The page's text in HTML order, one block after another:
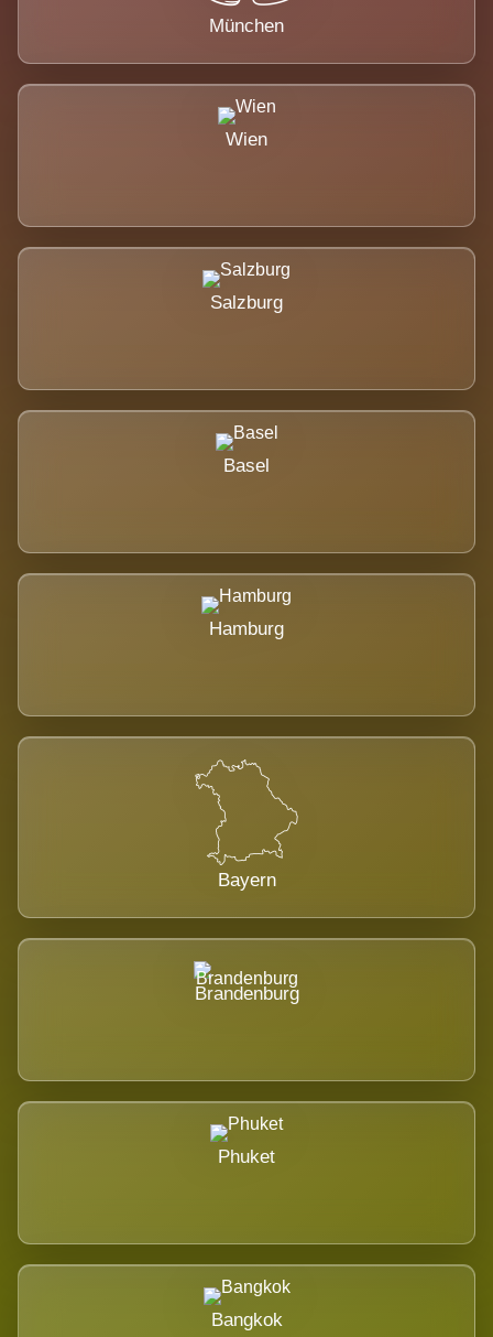
München
Wien
Salzburg
Basel
Hamburg
Bayern
Brandenburg
Phuket
Bangkok